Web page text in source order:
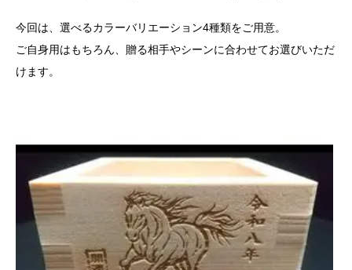
今回は、選べるカラーバリエーション4種類をご用意。
ご自身用はもちろん、贈る相手やシーンに合わせてお選びいただ
けます。